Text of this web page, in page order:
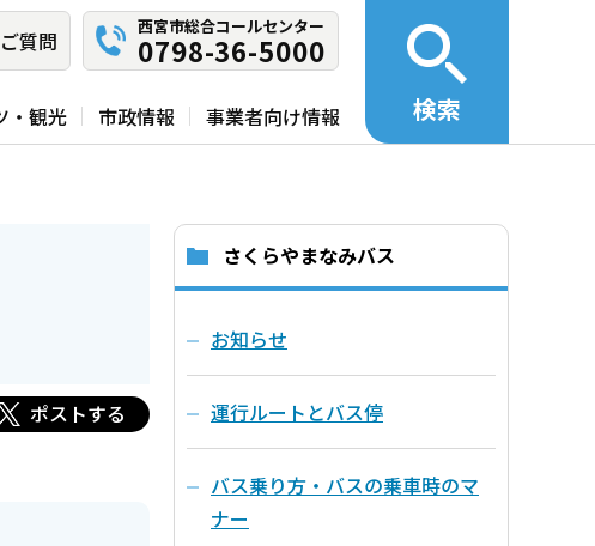
質問
西宮市総合コールセンター
0798-36-5000
・観光 市政情報 事業者向け情報 検索
ポストする
さくらやまなみバス
お知らせ
運行ルートとバス停
バス乗り方・バスの乗車時のマ
ナー